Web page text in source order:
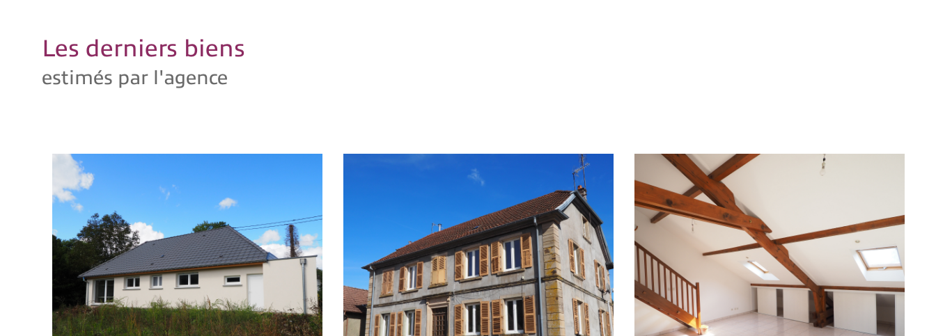
En utilisant nos compétences et nos connaissances approfondies du marché local, nous comparons ensuite votre propriété avec des biens similaires récemment
vendus sur notre secteur. Cette analyse comparative nous permet de déterminer le prix du marché de votre bien.
Cette donnée essentielle vous aide à mieux comprendre le marché actuel et à fixer un prix cohérent pour votre bien immobilier. L’avis de valeur que nous vous
fournissons est un outil puissant pour réussir votre vente.
Notre agence vous accompagne tout au long du processus de vente, mettant à votre disposition notre professionnalisme et notre engagement pour atteindre vos
objectifs immobiliers.
Les derniers biens
estimés par l'agence